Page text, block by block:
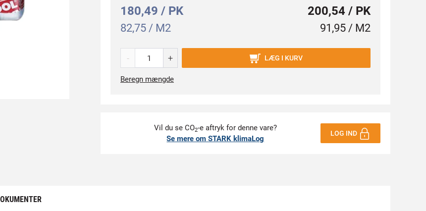
180,49 / PK
82,75 / M2
200,54 / PK
91,95 / M2
- + LÆG I KURV
Beregn mængde
Vil du se CO2-e aftryk for denne vare?
Se mere om STARK klimaLog
LOG IND